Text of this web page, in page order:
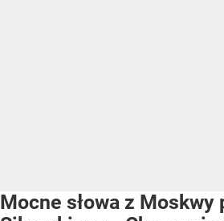
Mocne słowa z Moskwy